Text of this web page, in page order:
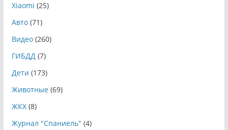
Xiaomi (25)
Авто(71)
Видео(260)
ГИБДД(7)
Дети (173)
Животные(69)
ЖКХ(8)
Журнал "Спаниель" (4)